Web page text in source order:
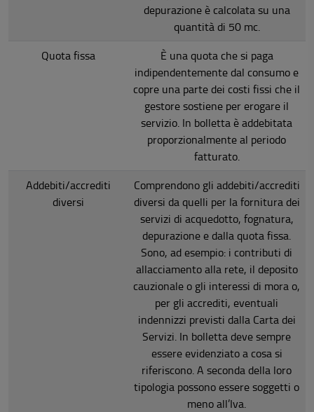
depurazione è calcolata su una
quantità di 50 mc.
Quota fissa
È una quota che si paga
indipendentemente dal consumo e
copre una parte dei costi fissi che il
gestore sostiene per erogare il
servizio. In bolletta è addebitata
proporzionalmente al periodo
fatturato.
Addebiti/accrediti
diversi
Comprendono gli addebiti/accrediti
diversi da quelli per la fornitura dei
servizi di acquedotto, fognatura,
depurazione e dalla quota fissa.
Sono, ad esempio: i contributi di
allacciamento alla rete, il deposito
cauzionale o gli interessi di mora o,
per gli accrediti, eventuali
indennizzi previsti dalla Carta dei
Servizi. In bolletta deve sempre
essere evidenziato a cosa si
riferiscono. A seconda della loro
tipologia possono essere soggetti o
meno all’Iva.